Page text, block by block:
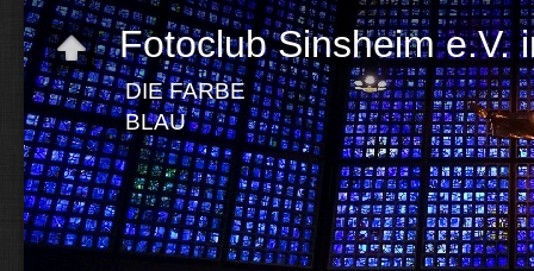
Fotoclub Sinsheim e.V.
DIE FARBE
BLAU